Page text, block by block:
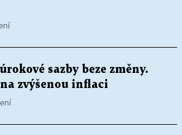
sazby beze změny.
zvýšenou inflaci